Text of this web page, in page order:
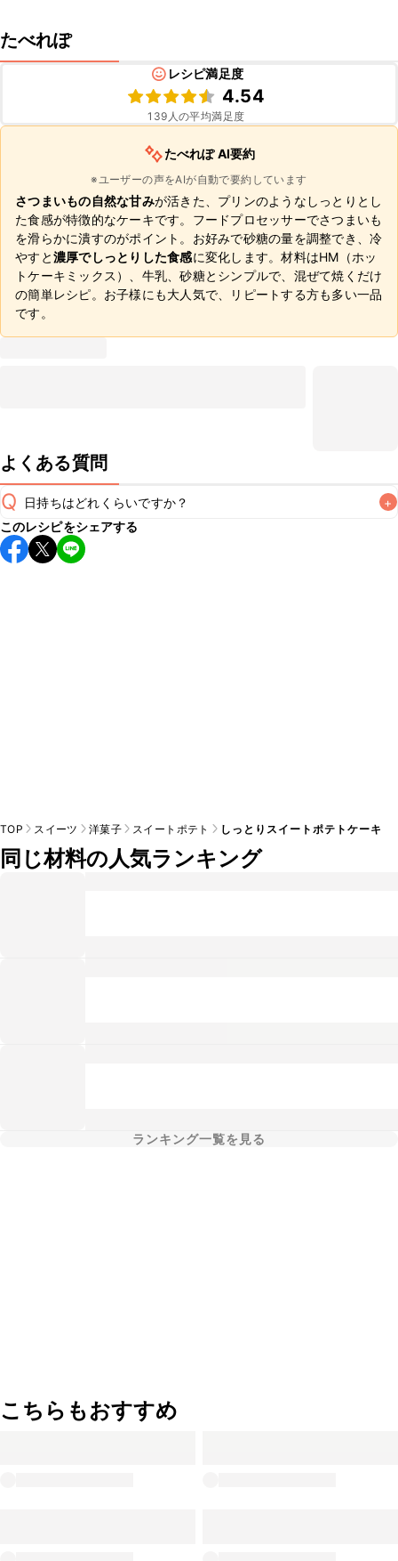
たべれぽ
レシピ満足度
4.54
139 人の平均満足度
たべれぽ AI要約
※ユーザーの声をAIが自動で要約しています
さつまいもの自然な甘みが活きた、プリンのようなしっとりとし
た食感が特徴的なケーキです。フードプロセッサーでさつまいも
を滑らかに潰すのがポイント。お好みで砂糖の量を調整でき、冷
やすと濃厚でしっとりした食感に変化します。材料はHM（ホッ
トケーキミックス）、牛乳、砂糖とシンプルで、混ぜて焼くだけ
の簡単レシピ。お子様にも大人気で、リピートする方も多い一品
です。
よくある質問
Q 日持ちはどれくらいですか？ +
保存期間は冷蔵で翌日中が目安です。なるべくお早めにお召
し上がりください。
このレシピをシェアする
TOP スイーツ 洋菓子 スイートポテト しっとりスイートポテトケーキ
同じ材料の人気ランキング
ランキング一覧を見る
こちらもおすすめ